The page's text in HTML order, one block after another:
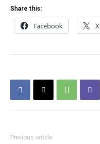
Share this:
Facebook X
Previous article